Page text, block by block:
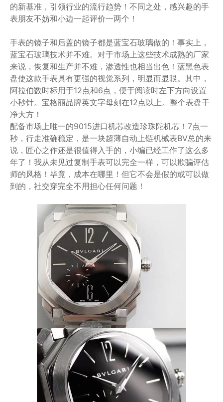
的新基准，引领行业的流行趋势！不同之处，感兴趣的手
表朋友不妨和小边一起评价一两个！
手表的镜子和后盖的镜子都是蓝宝石玻璃做的！事实上，
蓝宝石玻璃技术并不难。对于市场上这些技术成熟的厂家
来说，恢复和生产并不难，渗透性也相当出色！蓝黑色表
盘使这款手表具有更强的视觉系列，明显而显眼。其中，
阿拉伯数时标用于12点和6点，便于阅读时左下方向设置
小秒针。宝格丽品牌英文字母刻在12点以上。整个表盘干
净大方！
配备市场上唯一的9015进口机芯改造珍珠陀机芯！7点一
秒，行走准确稳定，是一块超薄自动上链机械表BV总的来
说，匠心之作还是很值得入手的，小编已经工作了这么多
年了！我从未见过复制手表可以完全一样，可以欺骗评估
师的风格！毕竟，成本在哪里！但它不会是假的或可以做
到的，社交穿完全不用担心任何问题！